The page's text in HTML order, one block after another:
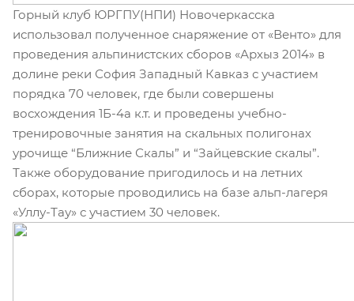
Горный клуб ЮРГПУ(НПИ) Новочеркасска
использовал полученное снаряжение от «Венто» для
проведения альпинистских сборов «Архыз 2014» в
долине реки София Западный Кавказ с участием
порядка 70 человек, где были совершены
восхождения 1Б-4а к.т. и проведены учебно-
тренировочные занятия на скальных полигонах
урочище “Ближние Скалы” и “Зайцевские скалы”.
Также оборудование пригодилось и на летних
сборах, которые проводились на базе альп-лагеря
«Уллу-Тау» с участием 30 человек.